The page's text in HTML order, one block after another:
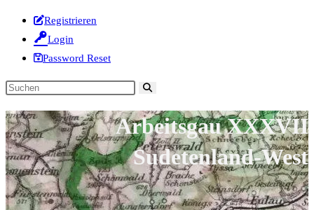
Registrieren
Login
Password Reset
Diese
durchsuchen
Arbeitsgau XXXVII
Sudetenland-West